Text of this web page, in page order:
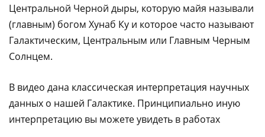
Центральной Черной дыры, которую майя называли
(главным) богом Хунаб Ку и которое часто называют
Галактическим, Центральным или Главным Черным
Солнцем.
В видео дана классическая интерпретация научных
данных о нашей Галактике. Принципиально иную
интерпретацию вы можете увидеть в работах